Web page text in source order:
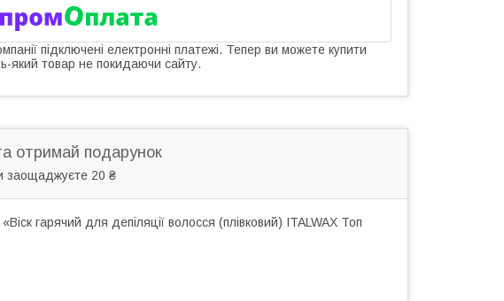
підключені електронні платежі. Тепер ви можете купити
який товар не покидаючи сайту.
отримай подарунок
заощаджуєте 20 ₴
гарячий для депіляції волосся (плівковий) ITALWAX Топ